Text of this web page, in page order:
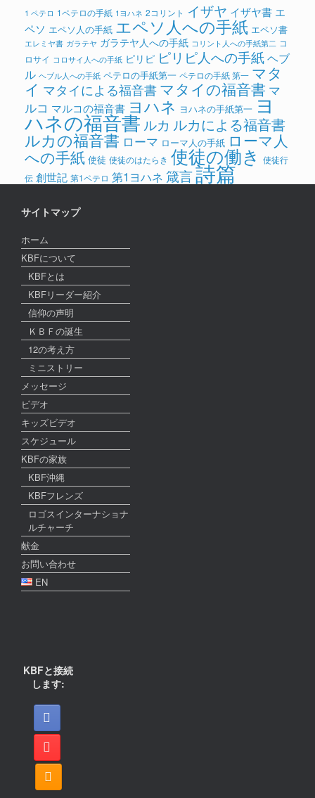
1 ペテロ 1ペテロの手紙 1ヨハネ 2コリント イザヤ イザヤ書 エ
ペソ エペソ人の手紙 エペソ人への手紙 エペソ書
エレミヤ書 ガラテヤ ガラテヤ人への手紙 コリント人への手紙第二 コ
ロサイ コロサイ人への手紙 ピリピ ピリピ人への手紙ヘブ
ル ヘブル人への手紙 ペテロの手紙第一 ペテロの手紙 第一 マタ
イ マタイによる福音書 マタイの福音書 マ
ルコ マルコの福音書 ヨハネ ヨハネの手紙第一 ヨ
ハネの福音書 ルカ ルカによる福音書
ルカの福音書 ローマ ローマ人の手紙 ローマ人
への手紙 使徒 使徒のはたらき 使徒の働き 使徒行
伝 創世記 第1ペテロ 第1ヨハネ 箴言詩篇
サイトマップ
ホーム
KBFについて
KBFとは
KBFリーダー紹介
信仰の声明
ＫＢＦの誕生
12の考え方
ミニストリー
メッセージ
ビデオ
キッズビデオ
スケジュール
KBFの家族
KBF沖縄
KBFフレンズ
ロゴスインターナショナ
ルチャーチ
献金
お問い合わせ
EN
KBFと接続
します: